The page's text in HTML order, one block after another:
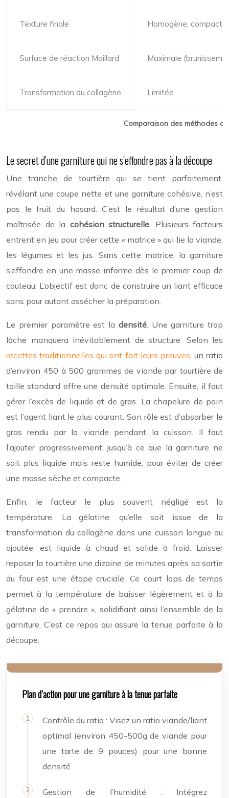
Comparaison des méthodes
Texture finale Homogène, compacte
Surface de réaction Maillard Maximale
Transformation du collagène Limitée
Le secret d’une garniture qui ne s’effondre pas à la découpe
Une tranche de tourtière qui se tient parfaitement,
révélant une coupe nette et une garniture cohésive, n’est
pas le fruit du hasard. C’est le résultat d’une gestion
maîtrisée de la cohésion structurelle. Plusieurs facteurs
entrent en jeu pour créer cette « matrice » qui lie la viande,
les légumes et les jus. Sans cette matrice, la garniture
s’effondre en une masse informe dès le premier coup de
couteau. L’objectif est donc de construire un liant efficace
sans pour autant assécher la préparation.
Le premier paramètre est la densité. Une garniture trop
lâche manquera inévitablement de structure. Selon les
recettes traditionnelles qui ont fait leurs preuves, un ratio
d’environ 450 à 500 grammes de viande par tourtière de
taille standard offre une densité optimale. Ensuite, il faut
gérer l’excès de liquide et de gras. La chapelure de pain
est l’agent liant le plus courant. Son rôle est d’absorber le
gras rendu par la viande pendant la cuisson. Il faut
l’ajouter progressivement, jusqu’à ce que la garniture ne
soit plus liquide mais reste humide, pour éviter de créer
une masse sèche et compacte.
Enfin, le facteur le plus souvent négligé est la
température. La gélatine, qu’elle soit issue de la
transformation du collagène dans une cuisson longue ou
ajoutée, est liquide à chaud et solide à froid. Laisser
reposer la tourtière une dizaine de minutes après sa sortie
du four est une étape cruciale. Ce court laps de temps
permet à la température de baisser légèrement et à la
gélatine de « prendre », solidifiant ainsi l’ensemble de la
garniture. C’est ce repos qui assure la tenue parfaite à la
découpe.
Plan d’action pour une garniture à la tenue parfaite
Contrôle du ratio : Visez un ratio viande/liant
optimal (environ 450-500g de viande pour
une tarte de 9 pouces) pour une bonne
densité.
Gestion de l’humidité : Intégrez